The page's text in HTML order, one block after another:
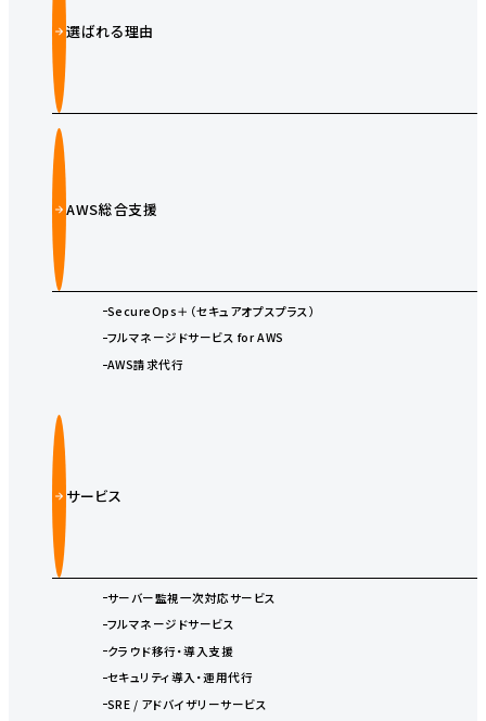
選ばれる理由
AWS総合支援
SecureOps＋（セキュアオプスプラス）
フルマネージドサービス for AWS
AWS請求代行
サービス
サーバー監視一次対応サービス
フルマネージドサービス
クラウド移行・導入支援
セキュリティ導入・運用代行
SRE / アドバイザリーサービス